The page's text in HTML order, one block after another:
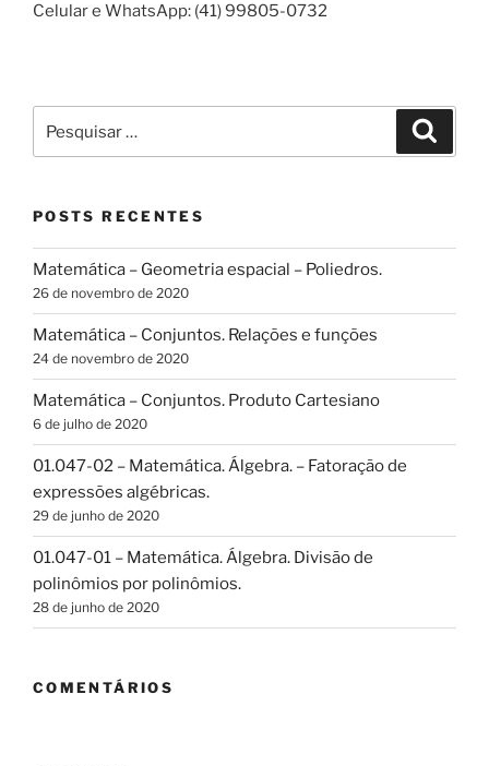
Celular e WhatsApp: (41) 99805-0732
por:
POSTS RECENTES
Matemática – Geometria espacial – Poliedros.
26 de novembro de 2020
Matemática – Conjuntos. Relações e funções
24 de novembro de 2020
Matemática – Conjuntos. Produto Cartesiano
6 de julho de 2020
01.047-02 – Matemática. Álgebra. – Fatoração de
expressões algébricas.
29 de junho de 2020
01.047-01 – Matemática. Álgebra. Divisão de
polinômios por polinômios.
28 de junho de 2020
COMENTÁRIOS